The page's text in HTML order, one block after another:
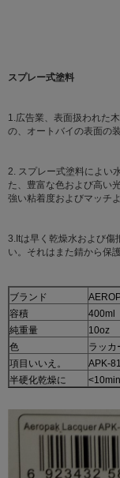
スプレー式塗料
1.広告業、表面扱われた
の、オートバイの表面の
2. スプレー式塗料によい
た、豊富な色および高い
強い粘着度およびマッチ
3.Itは早く乾燥水および傷
い。それはまた錆から保護
ブランド
容積
400ml
純重量
10oz
色
ラッカ
項目いいえ。
APK-
半硬化乾燥に